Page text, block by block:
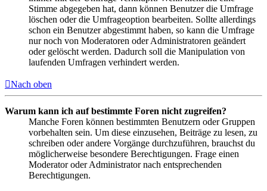
Stimme abgegeben hat, dann können Benutzer die Umfrage
löschen oder die Umfrageoption bearbeiten. Sollte allerdings
schon ein Benutzer abgestimmt haben, so kann die Umfrage
nur noch von Moderatoren oder Administratoren geändert
oder gelöscht werden. Dadurch soll die Manipulation von
laufenden Umfragen verhindert werden.
Nach oben
Warum kann ich auf bestimmte Foren nicht zugreifen?
Manche Foren können bestimmten Benutzern oder Gruppen
vorbehalten sein. Um diese einzusehen, Beiträge zu lesen, zu
schreiben oder andere Vorgänge durchzuführen, brauchst du
möglicherweise besondere Berechtigungen. Frage einen
Moderator oder Administrator nach entsprechenden
Berechtigungen.